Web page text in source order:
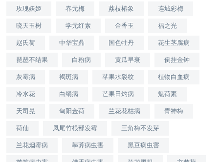
玫瑰妖姬 春元梅 荔枝椿象 连城彩梅
晓天玉树 学元红素 金香玉 福之光
赵氏荷 中华宝鼎 国色牡丹 花生茎腐病
琵琶不结果 白粉病 黄瓜早衰 倒挂金钟
灰霉病 褐斑病 苹果水裂纹 植物白血病
冷水花 白绢病 芒果日灼病 魁荷素
天司晃 甸阳金荷 兰花花枯病 青神梅
荷仙 凤尾竹根部发霉 三角梅不发芽
兰花烟霉病 荸荠病虫害 黑豆病虫害